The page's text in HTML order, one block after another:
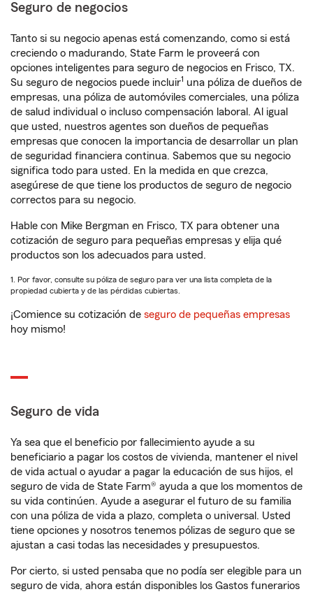
Seguro de negocios
Tanto si su negocio apenas está comenzando, como si está
creciendo o madurando, State Farm le proveerá con
opciones inteligentes para seguro de negocios en Frisco, TX.
Su seguro de negocios puede incluir1 una póliza de dueños de
empresas, una póliza de automóviles comerciales, una póliza
de salud individual o incluso compensación laboral. Al igual
que usted, nuestros agentes son dueños de pequeñas
empresas que conocen la importancia de desarrollar un plan
de seguridad financiera continua. Sabemos que su negocio
significa todo para usted. En la medida en que crezca,
asegúrese de que tiene los productos de seguro de negocio
correctos para su negocio.
Hable con Mike Bergman en Frisco, TX para obtener una
cotización de seguro para pequeñas empresas y elija qué
productos son los adecuados para usted.
1. Por favor, consulte su póliza de seguro para ver una lista completa de la
propiedad cubierta y de las pérdidas cubiertas.
¡Comience su cotización de seguro de pequeñas empresas
hoy mismo!
Seguro de vida
Ya sea que el beneficio por fallecimiento ayude a su
beneficiario a pagar los costos de vivienda, mantener el nivel
de vida actual o ayudar a pagar la educación de sus hijos, el
seguro de vida de State Farm® ayuda a que los momentos de
su vida continúen. Ayude a asegurar el futuro de su familia
con una póliza de vida a plazo, completa o universal. Usted
tiene opciones y nosotros tenemos pólizas de seguro que se
ajustan a casi todas las necesidades y presupuestos.
Por cierto, si usted pensaba que no podía ser elegible para un
seguro de vida, ahora están disponibles los Gastos funerarios